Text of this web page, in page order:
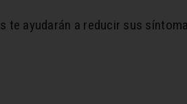
ayudarán a reducir sus